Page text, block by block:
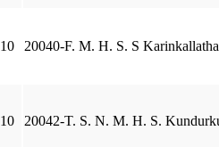
10 20040-F. M. H. S. S
10 20042-T. S. N. M. H. S.